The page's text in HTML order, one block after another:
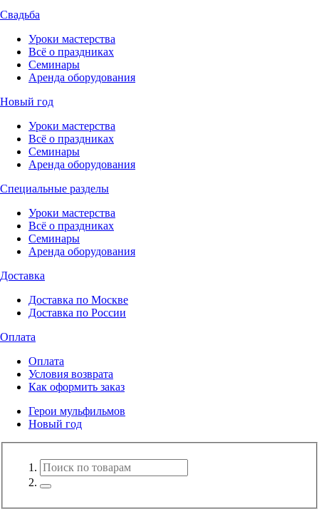
Свадьба
Уроки мастерства
Всё о праздниках
Семинары
Аренда оборудования
Новый год
Уроки мастерства
Всё о праздниках
Семинары
Аренда оборудования
Специальные разделы
Уроки мастерства
Всё о праздниках
Семинары
Аренда оборудования
Доставка
Доставка по Москве
Доставка по России
Оплата
Оплата
Условия возврата
Как оформить заказ
Герои мульфильмов
Новый год